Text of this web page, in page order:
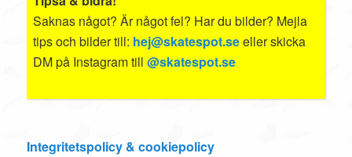
Saknas något? Är något fel? Har du bilder? Mejla
tips och bilder till: hej@skatespot.seeller skicka
DM på Instagram till@skatespot.se
Integritetspolicy & cookiepolicy